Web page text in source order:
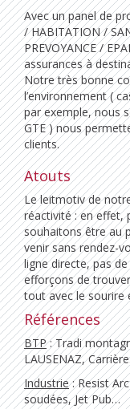
Avec un panel de
/ HABITATION /
PREVOYANCE /
assurances à
Notre très bonne
l’environnement (
par exemple, nous
GTE ) nous
clients.
Atouts
Le leitmotiv de
réactivité : en effet,
souhaitons être au
venir sans rendez-
ligne directe, pas
efforçons de
tout avec le
Références
BTP: Tradi
LAUSENAZ,
Industrie: Resist
soudées, Jet Pub…